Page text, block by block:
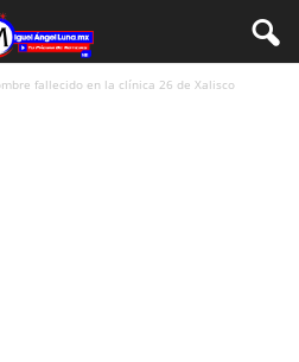
fallecido en la clínica 26 de Xalisco